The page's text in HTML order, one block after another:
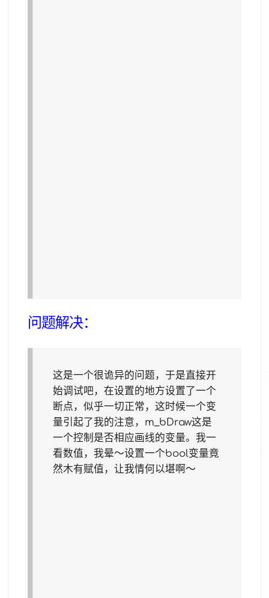
问题解决：
这是一个很诡异的问题，于是直接开
始调试吧，在设置的地方设置了一个
断点，似乎一切正常，这时候一个变
量引起了我的注意，m_bDraw这是
一个控制是否相应画线的变量。我一
看数值，我晕～设置一个bool变量竟
然木有赋值，让我情何以堪啊～